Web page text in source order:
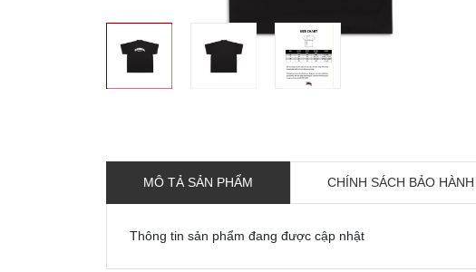
MÔ TẢ SẢN PHẨM CHÍNH SÁCH BẢO HÀNH
Thông tin sản phẩm đang được cập nhật